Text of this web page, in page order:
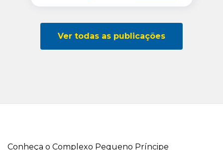
Ver todas as publicações
Conheça o Complexo Pequeno Príncipe